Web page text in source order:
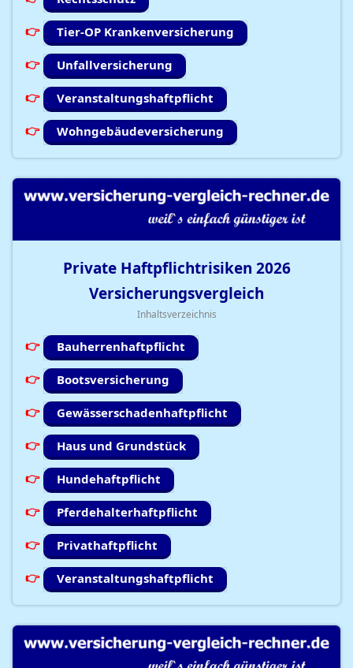
Tier-OP Krankenversicherung
Unfallversicherung
Veranstaltungshaftpflicht
Wohngebäudeversicherung
Private Haftpflichtrisiken 2026
Versicherungsvergleich
Inhaltsverzeichnis
Bauherrenhaftpflicht
Bootsversicherung
Gewässerschadenhaftpflicht
Haus und Grundstück
Hundehaftpflicht
Pferdehalterhaftpflicht
Privathaftpflicht
Veranstaltungshaftpflicht